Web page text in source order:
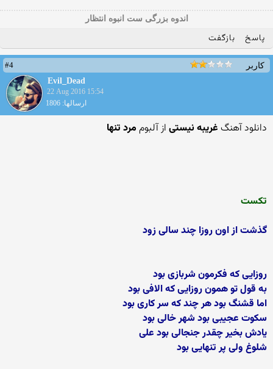
اندوه بزرگی ست انبوه انتظار
پاسخ بازگفت
کاربر
#4
Evil_Dead
22 Aug 2016 15:54
ارسالها: 1806
دانلود آهنگ غریبه نیستی از آلبوم مرد تنها
تکست
گذشت از اون روزا چند سالی زود
روزایی که فکرمون شربازی بود
به قول تو همون روزایی که الافی بود
اما قشنگ بود هر چند که سر کاری بود
سکوت عجیبی بود شهر خالی بود
یادش بخیر چقدر جنجالی بود علی
شلوغ ولی پر تنهایی بود